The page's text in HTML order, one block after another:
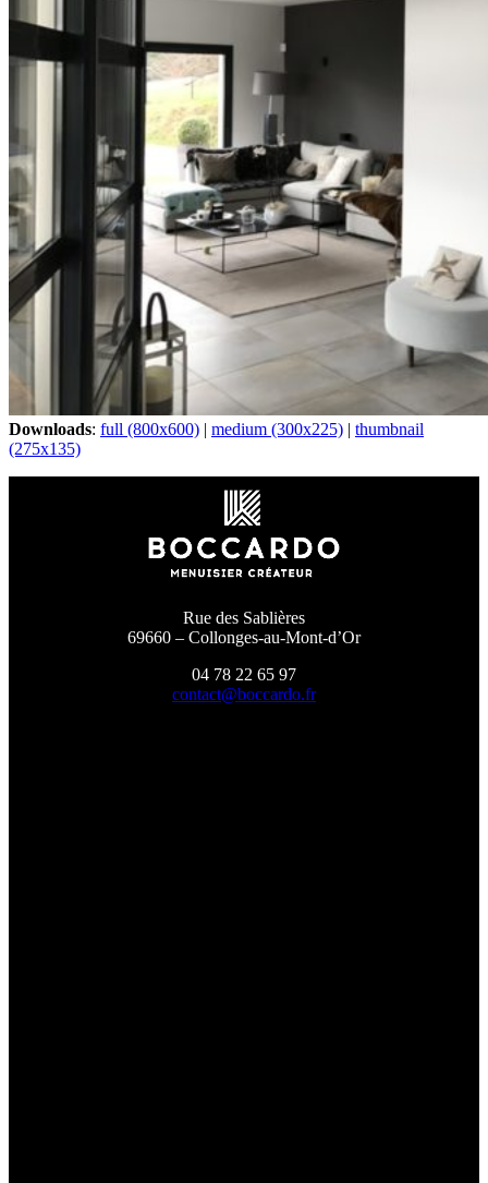
Downloads: full (800x600) | medium (300x225) | thumbnail
(275x135)
Rue des Sablières
69660 – Collonges-au-Mont-d’Or
04 78 22 65 97
contact@boccardo.fr